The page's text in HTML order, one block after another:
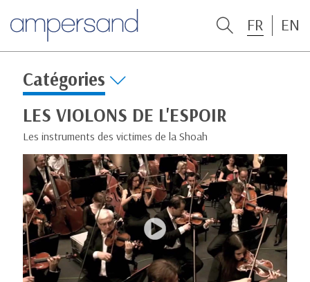
FR EN
Catégories
LES VIOLONS DE L'ESPOIR
Les instruments des victimes de la Shoah